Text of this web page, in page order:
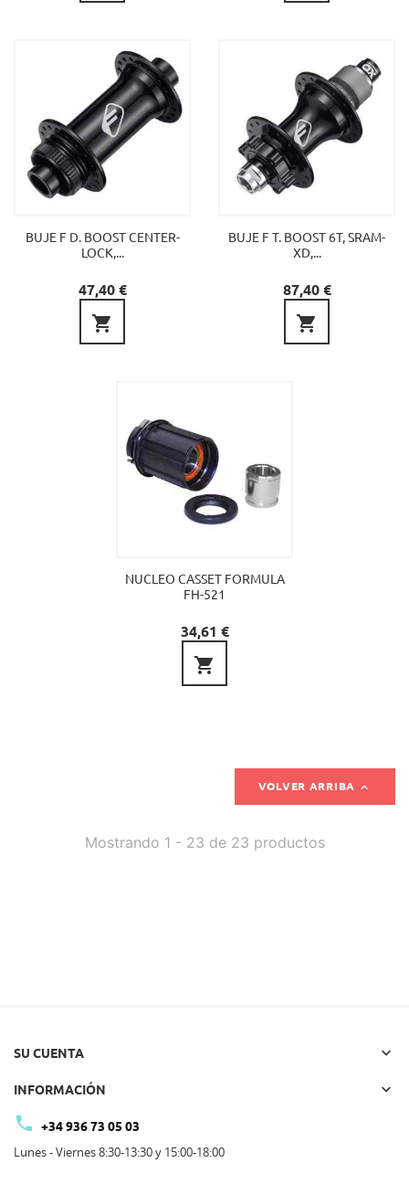
BUJE F D. BOOST CENTER-
LOCK,...
Precio
47,40 €

BUJE F T. BOOST 6T, SRAM-
XD,...
Precio
87,40 €

NUCLEO CASSET FORMULA
FH-521
Precio
34,61 €

VOLVER ARRIBA 
Mostrando 1 - 23 de 23 productos
SU CUENTA 
INFORMACIÓN 
 +34 936 73 05 03
Lunes - Viernes 8:30-13:30 y 15:00-18:00